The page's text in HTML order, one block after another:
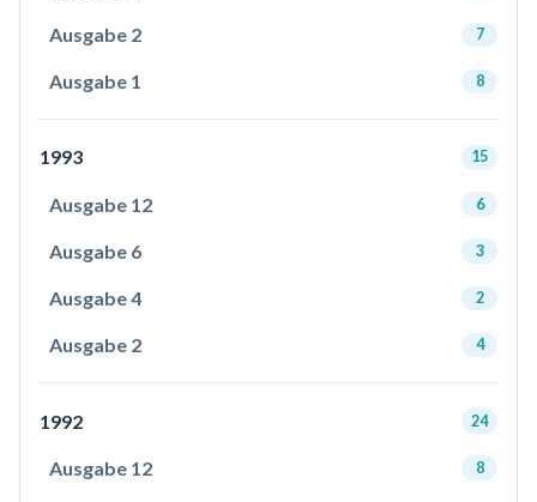
Ausgabe 2 7
Ausgabe 1 8
1993 15
Ausgabe 12 6
Ausgabe 6 3
Ausgabe 4 2
Ausgabe 2 4
1992 24
Ausgabe 12 8